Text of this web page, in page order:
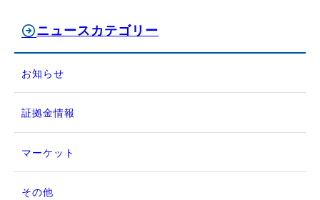
ニュースカテゴリー
お知らせ
証拠金情報
マーケット
その他